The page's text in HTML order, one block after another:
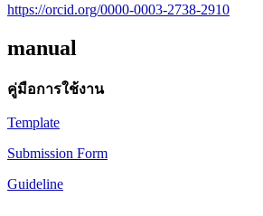
https://orcid.org/0000-0003-2738-2910
manual
คู่มือการใช้งาน
Template
Submission Form
Guideline